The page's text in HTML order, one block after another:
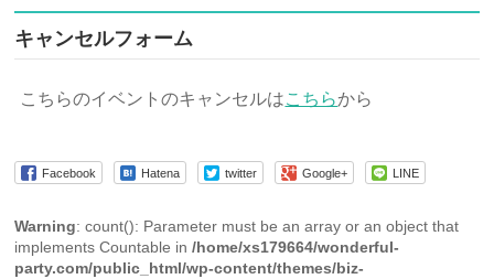
キャンセルフォーム
こちらのイベントのキャンセルはこちらから
Facebook Hatena twitter Google+ LINE
Warning: count(): Parameter must be an array or an object that
implements Countable in/home/xs179664/wonderful-
party.com/public_html/wp-content/themes/biz-